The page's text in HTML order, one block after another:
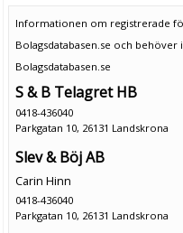
Informationen om registrerade
Bolagsdatabasen.se och
Bolagsdatabasen.se
S & B Telagret HB
0418-436040
Parkgatan 10, 26131 Landskrona
Slev & Böj AB
Carin Hinn
0418-436040
Parkgatan 10, 26131 Landskrona